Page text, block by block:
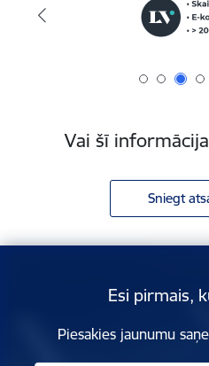
Vai šī
Sniegt
Esi pirmais,
Piesakies jaunumu